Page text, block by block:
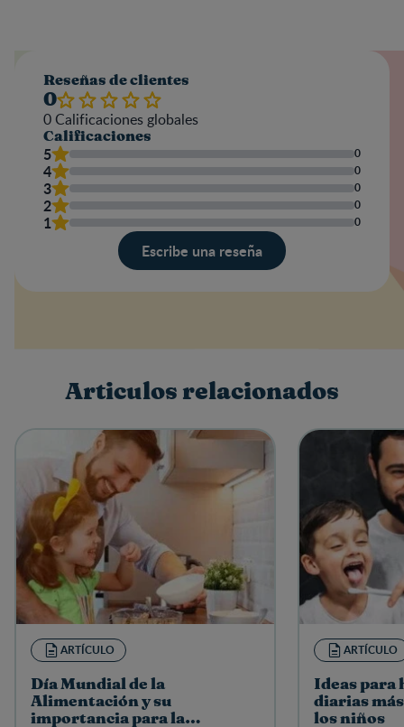
Reseñas de clientes
0
0 Calificaciones globales
Calificaciones
5 0
4 0
3 0
2 0
1 0
Escribe una reseña
Escribe una reseña
Articulos relacionados
ARTÍCULO
Día Mundial de la
Alimentación y su
importancia para la
ARTÍCULO
Ideas para
diarias
los niños